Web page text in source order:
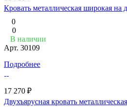
Кровать металлическая широкая на
0
0
В наличии
Арт. 30109
Подробнее
17 270 ₽
Двухъярусная кровать